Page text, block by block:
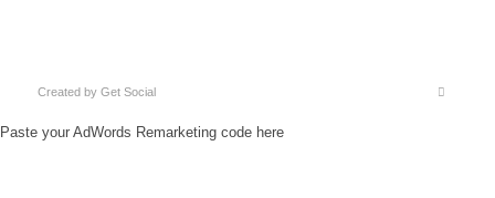
Created by Get Social
Paste your AdWords Remarketing code here